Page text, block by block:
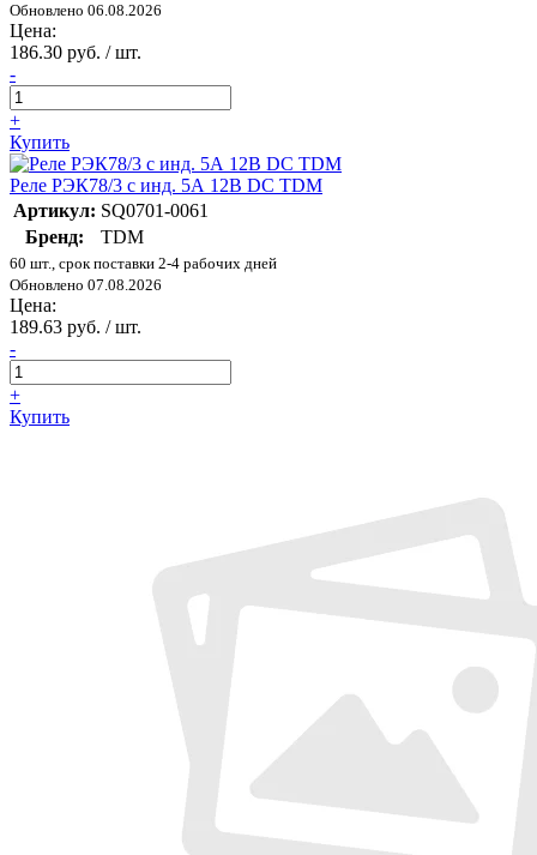
Обновлено 06.08.2026
Цена:
186.30 руб. / шт.
-
+
Купить
Реле РЭК78/3 с инд. 5А 12В DC TDM
Артикул: SQ0701-0061
Бренд:
TDM
60 шт., срок поставки 2-4 рабочих дней
Обновлено 07.08.2026
Цена:
189.63 руб. / шт.
-
+
Купить